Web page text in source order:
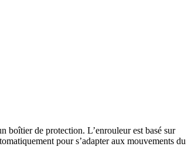
boîtier de protection. L’enrouleur est basé sur
pour s’adapter aux mouvements du